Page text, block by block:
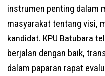
instrumen penting dalam
masyarakat tentang visi,
kandidat. KPU Batubara
berjalan dengan baik,
dalam paparan rapat